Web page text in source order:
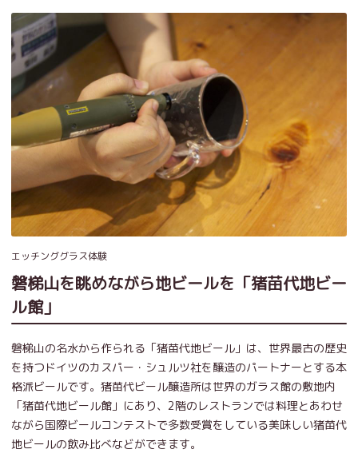
エッチンググラス体験
磐梯山を眺めながら地ビールを「猪苗代地ビー
ル館」
磐梯山の名水から作られる「猪苗代地ビール」は、世界最古の歴史
を持つドイツのカスパー・シュルツ社を醸造のパートナーとする本
格派ビールです。猪苗代ビール醸造所は世界のガラス館の敷地内
「猪苗代地ビール館」にあり、2階のレストランでは料理とあわせ
ながら国際ビールコンテストで多数受賞をしている美味しい猪苗代
地ビールの飲み比べなどができます。